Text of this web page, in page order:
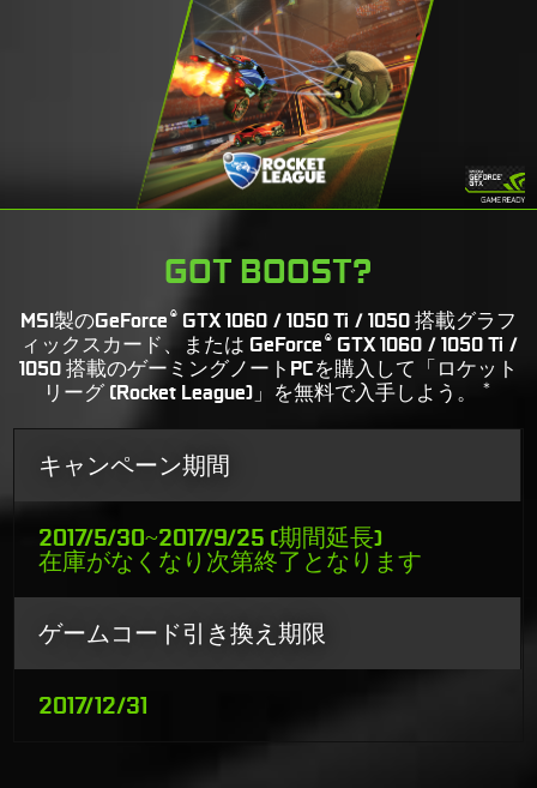
GOT BOOST?
MSI製のGeForce® GTX 1060 / 1050 Ti / 1050 搭載グラフ
ィックスカード、または GeForce®GTX 1060 / 1050 Ti /
1050 搭載のゲーミングノートPCを購入して「ロケット
リーグ (Rocket League)」を無料で入手しよう。
＊
キャンペーン期間
2017/5/30~2017/9/25 (期間延長)
在庫がなくなり次第終了となります
ゲームコード引き換え期限
2017/12/31